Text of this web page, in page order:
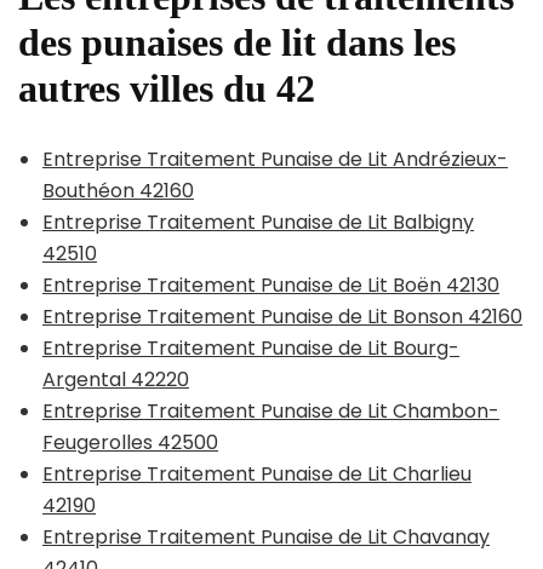
des punaises de lit dans les
autres villes du 42
Entreprise Traitement Punaise de Lit Andrézieux-
Bouthéon 42160
Entreprise Traitement Punaise de Lit Balbigny
42510
Entreprise Traitement Punaise de Lit Boën 42130
Entreprise Traitement Punaise de Lit Bonson 42160
Entreprise Traitement Punaise de Lit Bourg-
Argental 42220
Entreprise Traitement Punaise de Lit Chambon-
Feugerolles 42500
Entreprise Traitement Punaise de Lit Charlieu
42190
Entreprise Traitement Punaise de Lit Chavanay